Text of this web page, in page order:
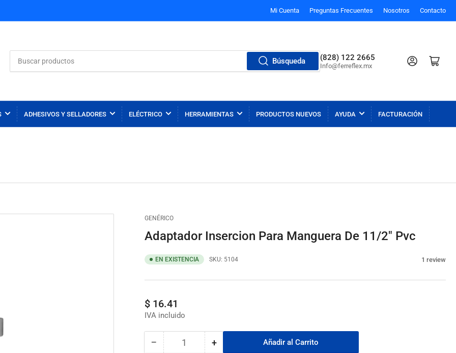
Mi Cuenta Preguntas Frecuentes Nosotros Contacto
productos
Búsqueda (828) 122 2665
Info@ferreflex.mx
Iniciar sesiónAbrir carrito
ADHESIVOS Y SELLADORES ELÉCTRICO HERRAMIENTAS PRODUCTOS NUEVOS AYUDA FACTURACIÓN
GENÉRICO
Adaptador Insercion Para Manguera De 11/2" Pvc
EN EXISTENCIA SKU: 5104 1 review
Precio
regular
$ 16.41
− Reducir
Cantidad +Aumentar
Añadir al Carrito